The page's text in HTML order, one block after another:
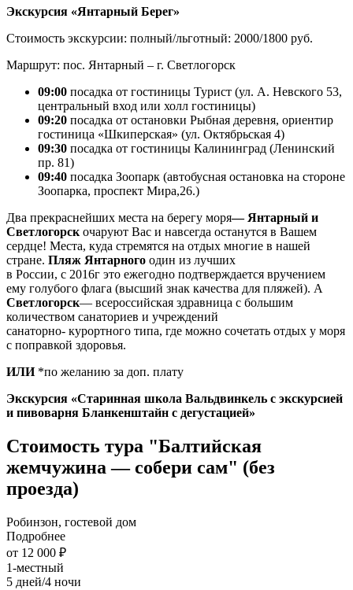
Экскурсия «Янтарный Берег»
Стоимость экскурсии: полный/льготный: 2000/1800 руб.
Маршрут: пос. Янтарный – г. Светлогорск
09:00 посадка от гостиницы Турист (ул. А. Невского 53,
центральный вход или холл гостиницы)
09:20 посадка от остановки Рыбная деревня, ориентир
гостиница «Шкиперская» (ул. Октябрьская 4)
09:30 посадка от гостиницы Калининград (Ленинский
пр. 81)
09:40 посадка Зоопарк (автобусная остановка на стороне
Зоопарка, проспект Мира,26.)
Два прекраснейших места на берегу моря— Янтарный и
Светлогорск очаруют Вас и навсегда останутся в Вашем
сердце! Места, куда стремятся на отдых многие в нашей
стране. Пляж Янтарного один из лучших
в России, с 2016г это ежегодно подтверждается вручением
ему голубого флага (высший знак качества для пляжей). А
Светлогорск— всероссийская здравница с большим
количеством санаториев и учреждений
санаторно- курортного типа, где можно сочетать отдых у моря
с поправкой здоровья.
ИЛИ*по желанию за доп. плату
Экскурсия «Старинная школа Вальдвинкель с экскурсией
и пивоварня Бланкенштайн с дегустацией»
Стоимость тура "Балтийская
жемчужина — собери сам" (без
проезда)
Робинзон, гостевой дом
Подробнее
от 12 000 ₽
1-местный
5 дней/4 ночи